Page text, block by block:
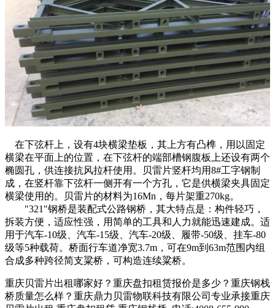
在下弦杆上，设有4块横梁垫板，其上方有凸榫，用以固定
横梁在平面上的位置，在下弦杆的端部槽钢腹板上还设有两个
椭圆孔，供连接抗风拉杆使用。贝雷片竖杆均用8#工字钢制
成，在竖杆靠下弦杆一侧开有一个方孔，它是供横梁夹具固定
横梁使用的。贝雷片的材料为16Mn，每片架重270kg。
"321"钢桥是装配式公路钢桥，其大特点是：构件轻巧，
拆装方便，适应性强，用简单的工具和人力就能迅速建成。适
用于汽车-10级、汽车-15级、汽车-20级、履带-50级、挂车-80
级等5种载荷。桥面行车道净宽3.7m，可在9m到63m范围内组
合成多种跨径简支粱桥，可构造连续粱桥。
重庆贝雷片出租哪家好？重庆盘扣租赁报价是多少？重庆钢栈
桥质量怎么样？重庆鼎力贝雷物联科技有限公司专业承接重庆